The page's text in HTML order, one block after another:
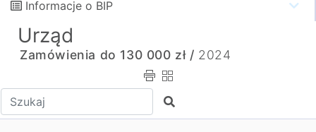
Informacje o BIP
Urząd
Zamówienia do 130 000 zł / 2024
Wpisz tekst do wyszukania Szukaj